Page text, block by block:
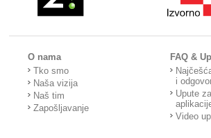
O nama
Tko smo
Naša vizija
Naš tim
Zapošljavanje
FAQ &
i
Upute
Video